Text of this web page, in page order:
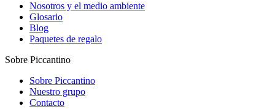
Nosotros y el medio ambiente
Glosario
Blog
Paquetes de regalo
Sobre Piccantino
Sobre Piccantino
Nuestro grupo
Contacto